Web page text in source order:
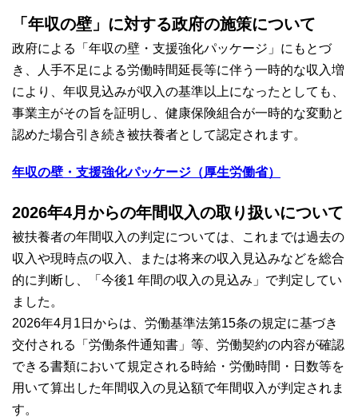
「年収の壁」に対する政府の施策について
政府による「年収の壁・支援強化パッケージ」にもとづ
き、人手不足による労働時間延長等に伴う一時的な収入増
により、年収見込みが収入の基準以上になったとしても、
事業主がその旨を証明し、健康保険組合が一時的な変動と
認めた場合引き続き被扶養者として認定されます。
年収の壁・支援強化パッケージ（厚生労働省）
2026年4月からの年間収入の取り扱いについて
被扶養者の年間収入の判定については、これまでは過去の
収入や現時点の収入、または将来の収入見込みなどを総合
的に判断し、「今後1 年間の収入の見込み」で判定してい
ました。
2026年4月1日からは、労働基準法第15条の規定に基づき
交付される「労働条件通知書」等、労働契約の内容が確認
できる書類において規定される時給・労働時間・日数等を
用いて算出した年間収入の見込額で年間収入が判定されま
す。